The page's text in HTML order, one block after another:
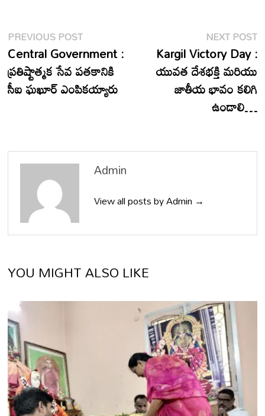
Post
navigation
PREVIOUS POSTPrevious
post:
Central Government :
ప్రతిష్టాత్మక సేవ పతకానికి
సీఐ ఘఖూర్ ఎంపికయ్యారు
NEXT POST
Kargil Victory Day :
యువత దేశభక్తి మరియు
జాతీయ భావం కలిగి
ఉండాలి…
Admin
View all posts by Admin →
YOU MIGHT ALSO LIKE